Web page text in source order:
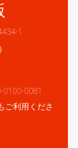
1
0100-0081
ご利用くださ